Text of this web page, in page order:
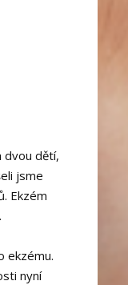
dětí,
jsme
Ekzém
ekzému.
nyní